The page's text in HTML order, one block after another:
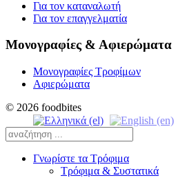
Για τον καταναλωτή
Για τον επαγγελματία
Μονογραφίες & Αφιερώματα
Μονογραφίες Τροφίμων
Αφιερώματα
© 2026 foodbites
Γνωρίστε τα Τρόφιμα
Τρόφιμα & Συστατικά